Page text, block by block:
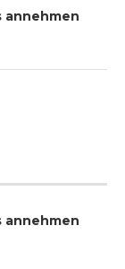
annehmen
annehmen